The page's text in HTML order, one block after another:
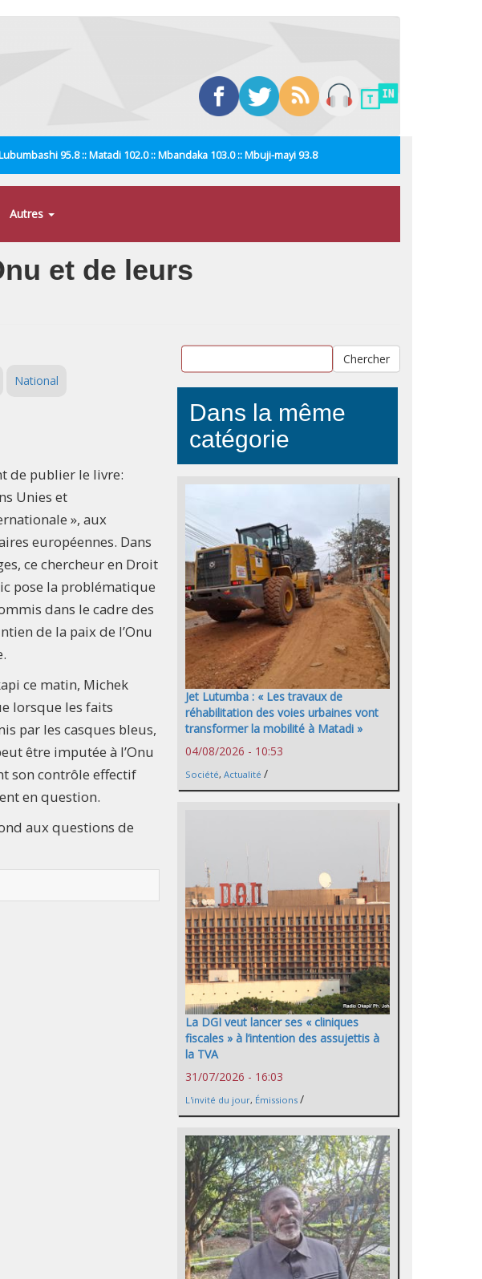
95.8 :: Matadi 102.0 :: Mbandaka 103.0 :: Mbuji-mayi 93.8
Autres
et de leurs
National
de publier le livre:
Unies et
», aux
européennes. Dans
ce chercheur en Droit
pose la problématique
dans le cadre des
de la paix de l’Onu
ce matin, Michek
lorsque les faits
par les casques bleus,
être imputée à l’Onu
son contrôle effectif
en question.
aux questions de
Chercher
Dans la même
catégorie
Jet Lutumba : « Les travaux de
réhabilitation des voies urbaines vont
transformer la mobilité à Matadi »
04/08/2026 - 10:53
Société, Actualité /
La DGI veut lancer ses « cliniques
fiscales » à l’intention des assujettis à
la TVA
31/07/2026 - 16:03
L'invité du jour, Émissions /